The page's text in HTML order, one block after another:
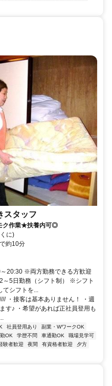
スタッフ
ク作業★扶養内可◎
に)
約10分
20:30 ※両方勤務できる方歓迎
5日勤務（シフト制） ※シフト
シフトを...
・接客は基本ありません！ ・週
す♪ ・希望があれば正社員登用も
社員登用あり
副業・WワークOK
OK 学歴不問 車通勤OK
職場見学可
験者歓迎 夜間 有資格者歓迎
夕方